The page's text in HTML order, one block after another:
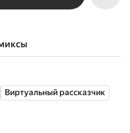
Виртуальный рассказчик